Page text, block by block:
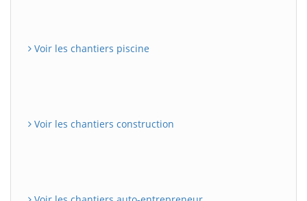
Voir les chantiers piscine
Voir les chantiers construction